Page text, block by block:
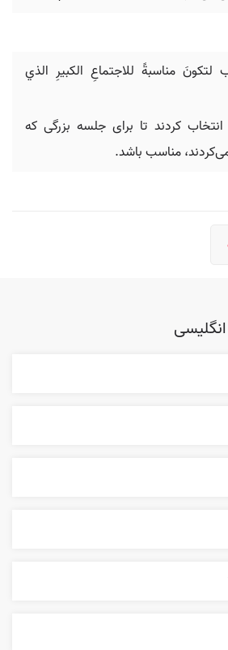
لتكونَ مناسبةً للاجتماعِ الكبيرِ الذي
انتخاب کردند تا برای جلسه بزرگی که
مناسب باشد.